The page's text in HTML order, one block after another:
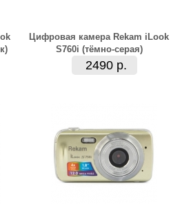
Цифровая камера Rekam iLook
S760i (тёмно-серая)
2490 р.